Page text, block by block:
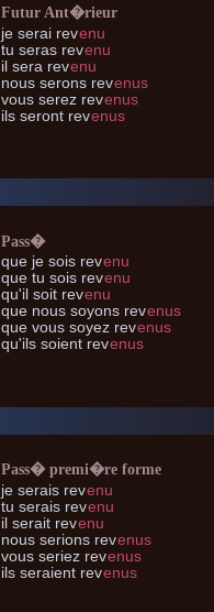
Futur Ant�rieur
je serai revenu
tu seras revenu
il sera revenu
nous serons revenus
vous serez revenus
ils seront revenus
Pass�
que je sois revenu
que tu sois revenu
qu'il soit revenu
que nous soyons revenus
que vous soyez revenus
qu'ils soient revenus
Pass� premi�re forme
je serais revenu
tu serais revenu
il serait revenu
nous serions revenus
vous seriez revenus
ils seraient revenus